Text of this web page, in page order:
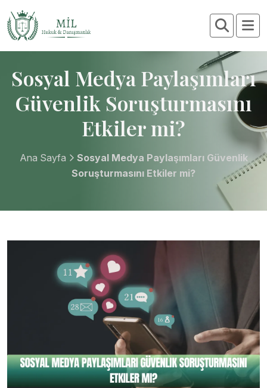
Sosyal Medya Paylaşımları
Güvenlik Soruşturmasını
Etkiler mi?
Ana Sayfa
Sosyal Medya Paylaşımları Güvenlik
Soruşturmasını Etkiler mi?